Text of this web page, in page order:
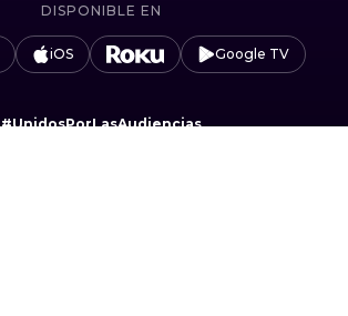
DISPONIBLE EN
iOS Google TV
#UnidosPorLasAudiencias